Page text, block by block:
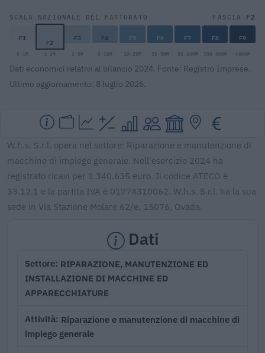
SCALA NAZIONALE DEL FATTURATO FASCIA F2
F1 F2 F3 F4 F5 F6 F7 F8 F9
0-1M 1-2M 2-5M 5-10M 10-25M 25-50M 50-100M 100-500M >500M
Dati economici relativi al bilancio 2024. Fonte: Registro Imprese.
Ultimo aggiornamento: 8 luglio 2026.
W.h.s. S.r.l. opera nel settore: Riparazione e manutenzione di
macchine di impiego generale. Nell'esercizio 2024 ha
registrato ricavi per 1.340.635 euro. Il codice ATECO è
33.12.1 e la partita IVA è 01774310062. W.h.s. S.r.l. ha la sua
sede in Via Stazione Molare 62/e, 15076, Ovada.
Dati
Settore RIPARAZIONE, MANUTENZIONE ED
INSTALLAZIONE DI MACCHINE ED
APPARECCHIATURE
Attività Riparazione e manutenzione di macchine di
impiego generale